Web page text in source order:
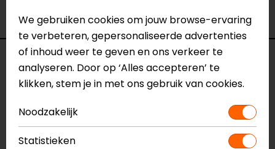
Specificaties
Laguna Seca 6 Perf 1PC
Model
2015100061
Merk
We gebruiken cookies om jouw browse-ervaring
te verbeteren, gepersonaliseerde advertenties
of inhoud weer te geven en ons verkeer te
analyseren. Door op ‘Alles accepteren’ te
klikken, stem je in met ons gebruik van cookies.
Noodzakelijk
Statistieken